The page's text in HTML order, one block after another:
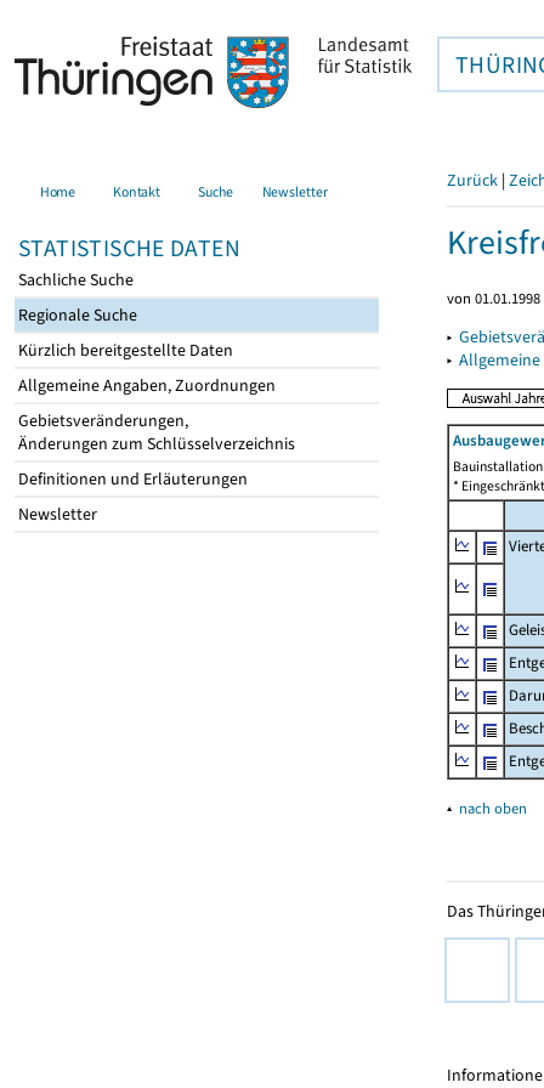
Home Kontakt Suche Newsletter
STATISTISCHE DATEN
Sachliche Suche
Regionale Suche
Kürzlich bereitgestellte Daten
Allgemeine Angaben, Zuordnungen
Gebietsveränderungen,
Änderungen zum Schlüsselverzeichnis
Definitionen und Erläuterungen
Newsletter
Zurück |
von
▸
▸
*
▴ nach oben
Das